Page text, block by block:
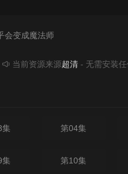
会变成魔法师
资源来源超清- 无需安装任何插
集 第04集
集 第10集